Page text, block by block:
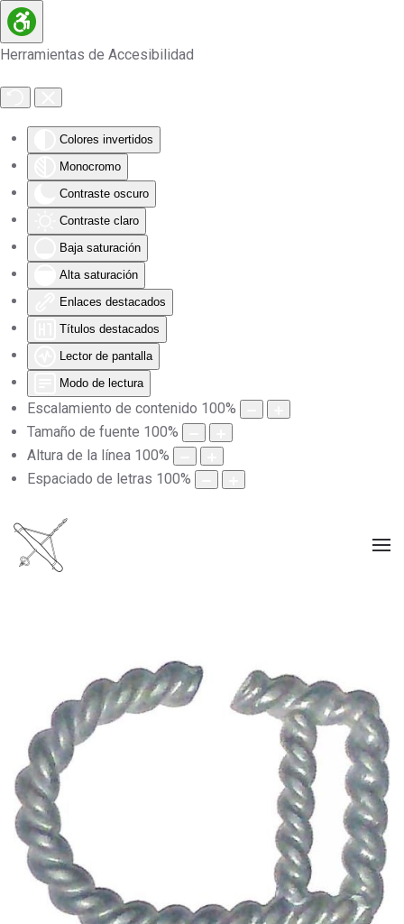
Herramientas de Accesibilidad
Colores invertidos
Monocromo
Contraste oscuro
Contraste claro
Baja saturación
Alta saturación
Enlaces destacados
Títulos destacados
Lector de pantalla
Modo de lectura
Escalamiento de contenido 100%
Tamaño de fuente 100%
Altura de la línea 100%
Espaciado de letras 100%
Skip to main content